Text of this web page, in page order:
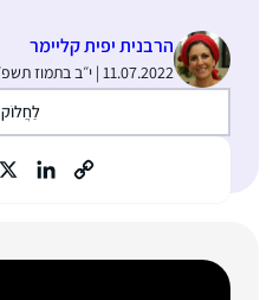
הרבנית יפית קליימר
11.07.2022 | י״ב בתמוז תשפ״ב
לַחֲלוֹק